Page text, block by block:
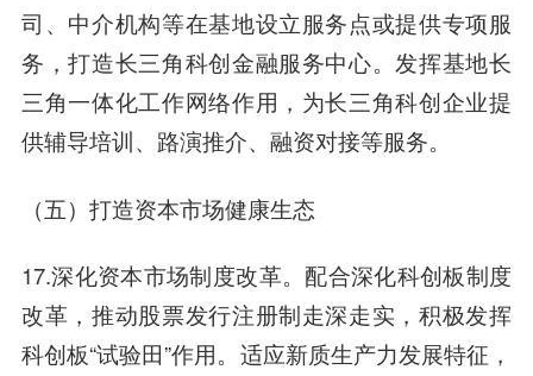
司、中介机构等在基地设立服务点或提供专项服
务，打造长三角科创金融服务中心。发挥基地长
三角一体化工作网络作用，为长三角科创企业提
供辅导培训、路演推介、融资对接等服务。
（五）打造资本市场健康生态
17.深化资本市场制度改革。配合深化科创板制度
改革，推动股票发行注册制走深走实，积极发挥
科创板“试验田”作用。适应新质生产力发展特征，